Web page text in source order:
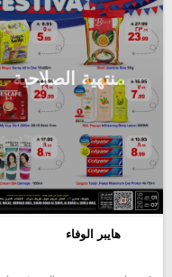
منتهية الصلاحية
هايبر الوفاء